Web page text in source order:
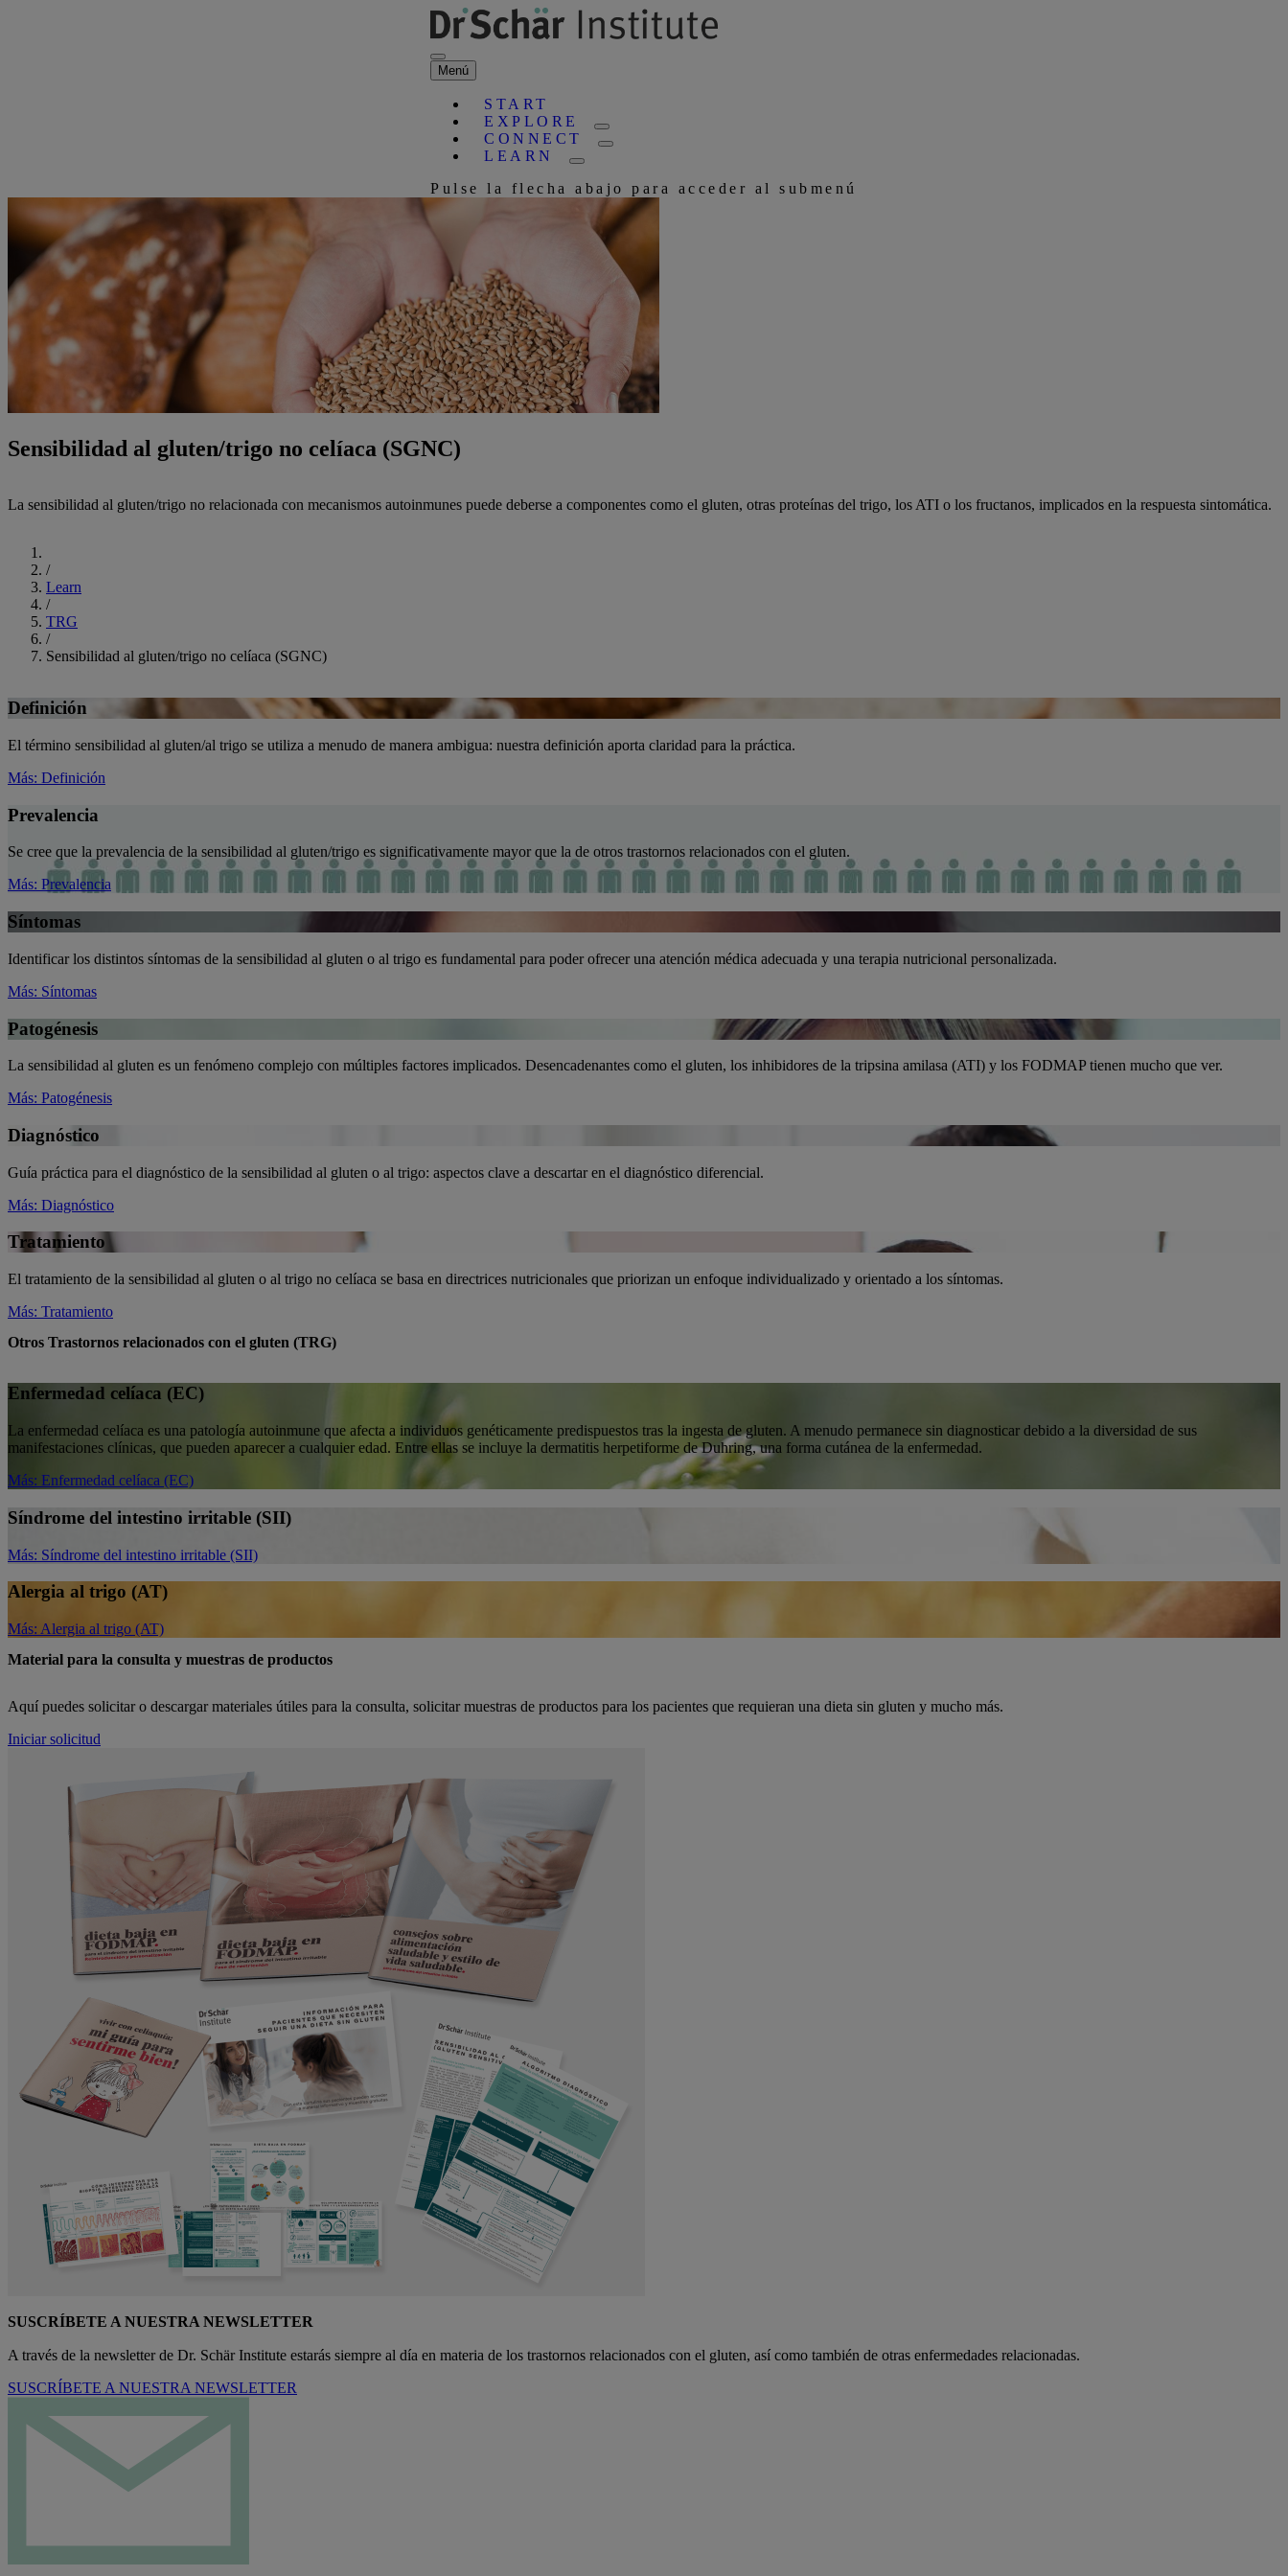
Menú
START
EXPLORE
CONNECT
LEARN
Pulse la flecha abajo para acceder al submenú
Sensibilidad al gluten/trigo no celíaca (SGNC)
La sensibilidad al gluten/trigo no relacionada con mecanismos autoinmunes puede deberse a componentes como el gluten, otras proteínas del trigo, los ATI o los fructanos, implicados en la respuesta sintomática.
/
Learn
/
TRG
/
Sensibilidad al gluten/trigo no celíaca (SGNC)
Definición
El término sensibilidad al gluten/al trigo se utiliza a menudo de manera ambigua: nuestra definición aporta claridad para la práctica.
Más: Definición
Prevalencia
Se cree que la prevalencia de la sensibilidad al gluten/trigo es significativamente mayor que la de otros trastornos relacionados con el gluten.
Más: Prevalencia
Síntomas
Identificar los distintos síntomas de la sensibilidad al gluten o al trigo es fundamental para poder ofrecer una atención médica adecuada y una terapia nutricional personalizada.
Más: Síntomas
Patogénesis
La sensibilidad al gluten es un fenómeno complejo con múltiples factores implicados. Desencadenantes como el gluten, los inhibidores de la tripsina amilasa (ATI) y los FODMAP tienen mucho que ver.
Más: Patogénesis
Diagnóstico
Guía práctica para el diagnóstico de la sensibilidad al gluten o al trigo: aspectos clave a descartar en el diagnóstico diferencial.
Más: Diagnóstico
Tratamiento
El tratamiento de la sensibilidad al gluten o al trigo no celíaca se basa en directrices nutricionales que priorizan un enfoque individualizado y orientado a los síntomas.
Más: Tratamiento
Otros Trastornos relacionados con el gluten (TRG)
Enfermedad celíaca (EC)
La enfermedad celíaca es una patología autoinmune que afecta a individuos genéticamente predispuestos tras la ingesta de gluten. A menudo permanece sin diagnosticar debido a la diversidad de sus
manifestaciones clínicas, que pueden aparecer a cualquier edad. Entre ellas se incluye la dermatitis herpetiforme de Duhring, una forma cutánea de la enfermedad.
Más: Enfermedad celíaca (EC)
Síndrome del intestino irritable (SII)
Más: Síndrome del intestino irritable (SII)
Alergia al trigo (AT)
Más: Alergia al trigo (AT)
Material para la consulta y muestras de productos
Aquí puedes solicitar o descargar materiales útiles para la consulta, solicitar muestras de productos para los pacientes que requieran una dieta sin gluten y mucho más.
Iniciar solicitud
SUSCRÍBETE A NUESTRA NEWSLETTER
A través de la newsletter de Dr. Schär Institute estarás siempre al día en materia de los trastornos relacionados con el gluten, así como también de otras enfermedades relacionadas.
SUSCRÍBETE A NUESTRA NEWSLETTER